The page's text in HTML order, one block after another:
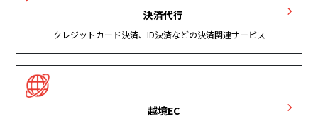
決済代行
クレジットカード決済、ID決済などの決済関連サービス
越境EC